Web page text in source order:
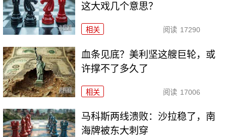
这大戏几个意思？
相关 阅读 17290
血条见底？美利坚这艘巨轮，或
许撑不了多久了
相关 阅读 17006
马科斯两线溃败：沙拉稳了，南
海牌被东大刺穿